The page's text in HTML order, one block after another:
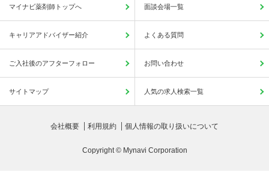
マイナビ薬剤師トップへ 面談会場一覧
キャリアアドバイザー紹介 よくある質問
ご入社後のアフターフォロー お問い合わせ
サイトマップ 人気の求人検索一覧
会社概要 利用規約 個人情報の取り扱いについて
Copyright © Mynavi Corporation